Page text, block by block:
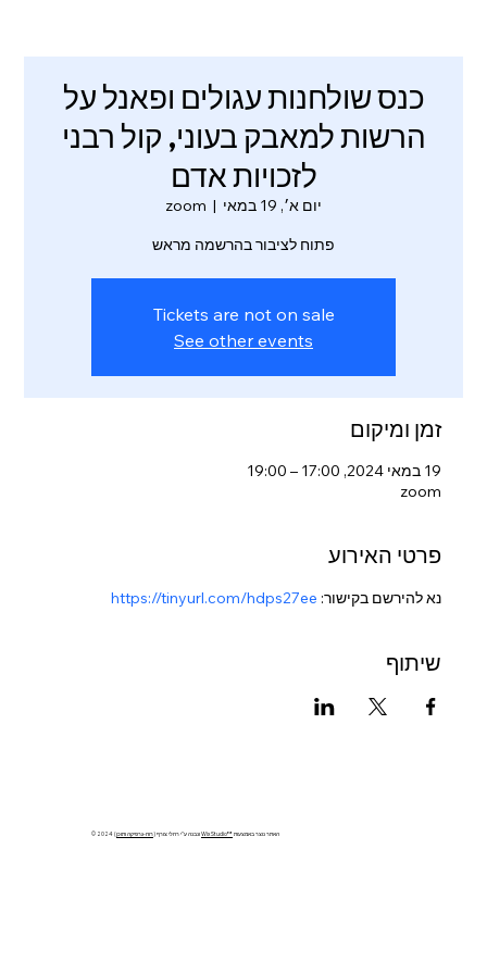
כנס שולחנות עגולים ופאנל על
הרשות למאבק בעוני, קול רבני
לזכויות אדם
יום א׳, 19 במאי
  |
zoom
פתוח לציבור בהרשמה מראש
Tickets are not on sale
See other events
זמן ומיקום
19 במאי 2024, 17:00 – 19:00
zoom
פרטי האירוע
נא להירשם בקישור: https://tinyurl.com/hdps27ee
שיתוף
© 2024 (רוח-גרפיקה ותוכן Wix Studio™ האתר נוצר באמצעות